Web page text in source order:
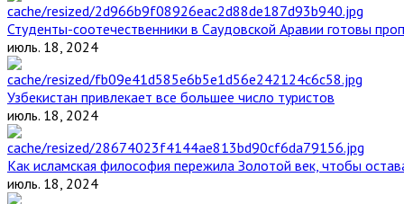
Студенты-соотечественники в Саудовской Аравии готовы
июль. 18, 2024
Узбекистан привлекает все большее число туристов
июль. 18, 2024
Как исламская философия пережила Золотой век, чтобы
июль. 18, 2024